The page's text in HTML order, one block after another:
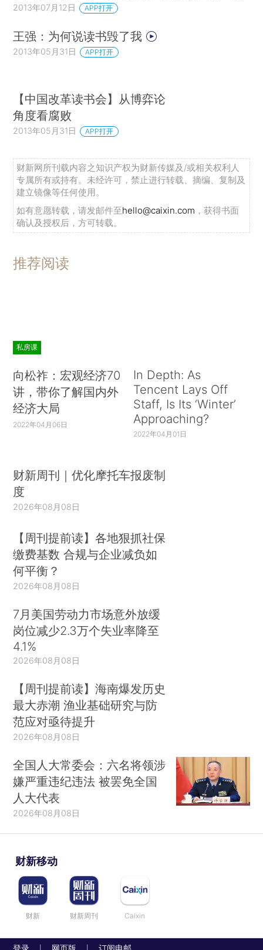
2013年07月12日 APP打开
王强：为何说读书毁了我
2013年05月31日 APP打开
【中国改革读书会】从博弈论
角度看腐败
2013年05月31日 APP打开
财新网所刊载内容之知识产权为财新传媒及/或相关权利人
专属所有或持有。未经许可，禁止进行转载、摘编、复制及
建立镜像等任何使用。
如有意愿转载，请发邮件至hello@caixin.com ，获得书面
确认及授权后，方可转载。
推荐阅读
私房课
向松祚：宏观经济70
讲，带你了解国内外
经济大局
2022年04月06日
In Depth: As
Tencent Lays Off
Staff, Is Its ‘Winter’
Approaching?
2022年04月01日
财新周刊｜优化摩托车报废制
度
2026年08月08日
【周刊提前读】各地狠抓社保
缴费基数 合规与企业减负如
何平衡？
2026年08月08日
7月美国劳动力市场意外放缓
岗位减少2.3万个失业率降至
4.1%
2026年08月08日
【周刊提前读】海南爆发历史
最大赤潮 渔业基础研究与防
范应对亟待提升
2026年08月08日
全国人大常委会：六名将领涉
嫌严重违纪违法 被罢免全国
人大代表
2026年08月08日
财新移动
财新 财新周刊 Caixin
登录 网页版 订阅电邮